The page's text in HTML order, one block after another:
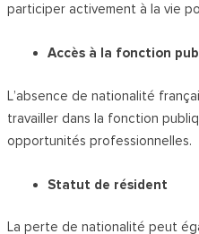
participer activement à la vie
Accès à la fonction
L’absence de nationalité
travailler dans la fonction
opportunités professionnelles.
Statut de résident
La perte de nationalité peut